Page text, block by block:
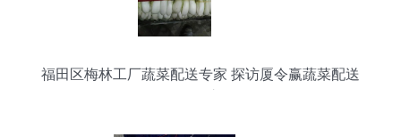
福田区梅林工厂蔬菜配送专家 探访厦令赢蔬菜配送